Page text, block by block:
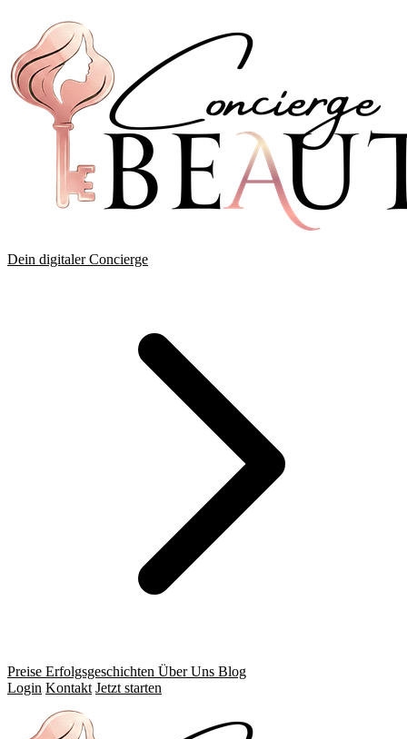
Dein digitaler Concierge
Preise Erfolgsgeschichten Über Uns Blog
Login Kontakt Jetzt starten